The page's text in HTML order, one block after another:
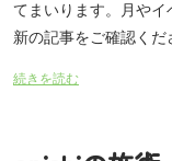
てまいります。月や
新の記事をご確認くだ
続きを読む